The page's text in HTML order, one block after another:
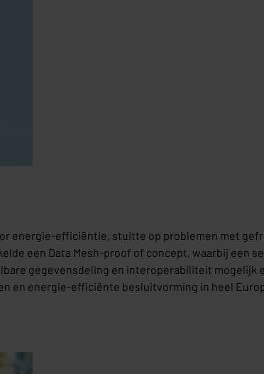
energie-efficiëntie, stuitte op problemen met
een Data Mesh-proof of concept, waarbij
gegevensdeling en interoperabiliteit mogelijk
en energie-efficiënte besluitvorming in heel